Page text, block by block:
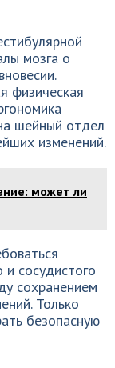
мозга о
физическая
шейный отдел
изменений.
может ли
и сосудистого
сохранением
Только
безопасную